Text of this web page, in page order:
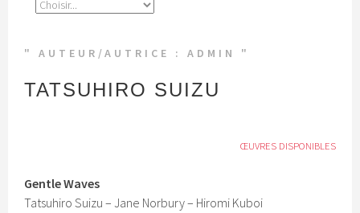
" AUTEUR/AUTRICE :ADMIN "
TATSUHIRO SUIZU
ŒUVRES DISPONIBLES
Gentle Waves
Tatsuhiro Suizu – Jane Norbury – Hiromi Kuboi